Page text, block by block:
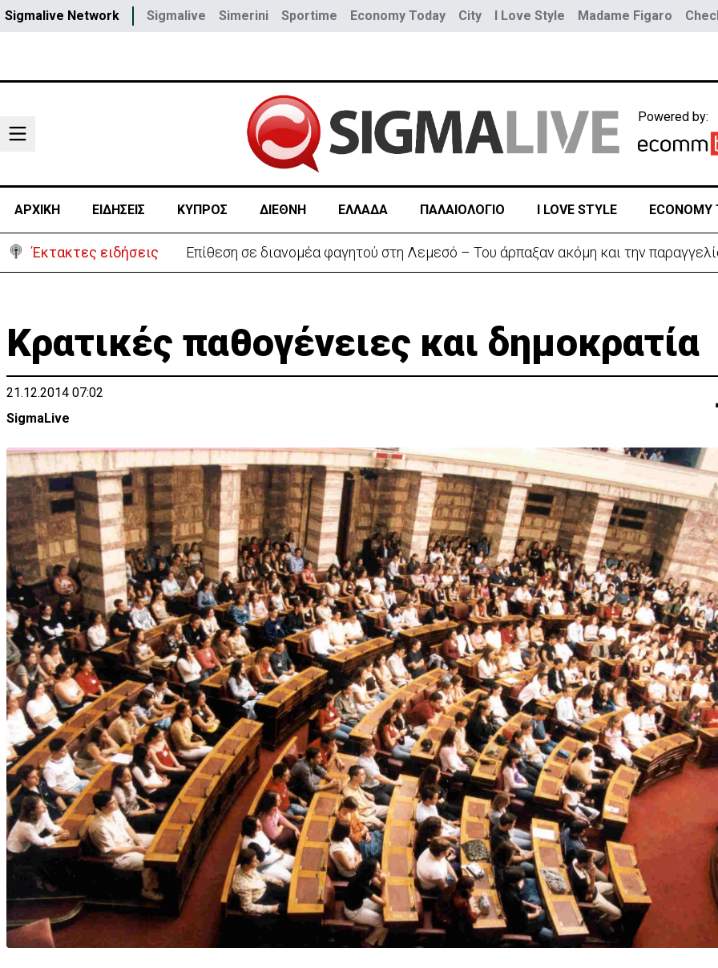
Sigmalive Network Sigmalive Simerini Sportime Economy Today City I Love Style Madame Figaro
Powered by:
ΑΡΧΙΚΗ ΕΙΔΗΣΕΙΣ ΚΥΠΡΟΣ ΔΙΕΘΝΗ ΕΛΛΑΔΑ ΠΑΛΑΙΟΛΟΓΙΟ I LOVE STYLE ECONOMY
Έκτακτες ειδήσεις Επίθεση σε διανομέα φαγητού στη Λεμεσό – Του άρπαξαν ακόμη και την
Κρατικές παθογένειες και δημοκρατία
21.12.2014 07:02
SigmaLive